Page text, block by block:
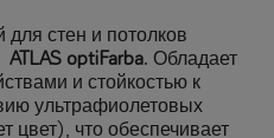
для стен и потолков
ATLAS optiFarba. Обладает
и стойкостью к
ультрафиолетовых
цвет), что обеспечивает